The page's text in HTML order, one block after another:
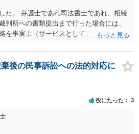
考えると、来週早々すぐにでも御連絡す
テラスが御利用になれない、あるいは時
取扱分野としている弁護士を適宜探し
みることです。相続を扱う弁護士でも相
いところでやってもらうことに決めれ
御希望をかなえることができるのではな
るのは戸籍等の取得費用と印紙代だけと
判所に提出して相続放棄申述受理通知書
。
た。 弁護士であれ司法書士であれ、相続
判所への書類提出まで行った場合には、
を事実上（サービスとして）行うことは
。
後の民事訴訟への法的対応に
役にたった 3